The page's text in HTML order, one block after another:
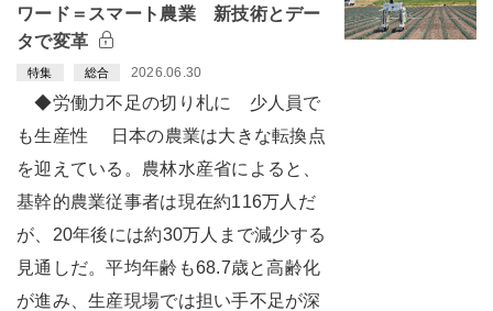
ワード＝スマート農業 新技術とデー
タで変革
特集 総合 2026.06.30
◆労働力不足の切り札に 少人員で
も生産性 日本の農業は大きな転換点
を迎えている。農林水産省によると、
基幹的農業従事者は現在約116万人だ
が、20年後には約30万人まで減少する
見通しだ。平均年齢も68.7歳と高齢化
が進み、生産現場では担い手不足が深